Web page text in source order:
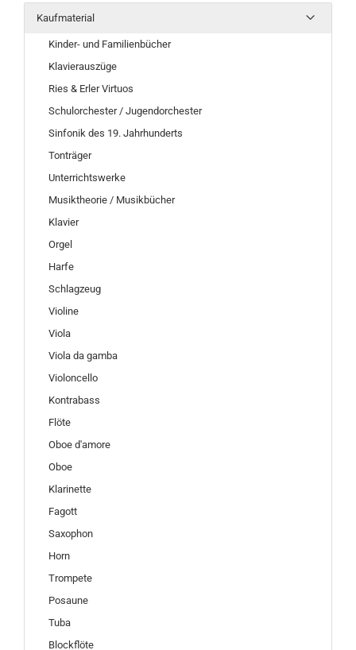
Kaufmaterial
Kinder- und Familienbücher
Klavierauszüge
Ries & Erler Virtuos
Schulorchester / Jugendorchester
Sinfonik des 19. Jahrhunderts
Tonträger
Unterrichtswerke
Musiktheorie / Musikbücher
Klavier
Orgel
Harfe
Schlagzeug
Violine
Viola
Viola da gamba
Violoncello
Kontrabass
Flöte
Oboe d'amore
Oboe
Klarinette
Fagott
Saxophon
Horn
Trompete
Posaune
Tuba
Blockflöte